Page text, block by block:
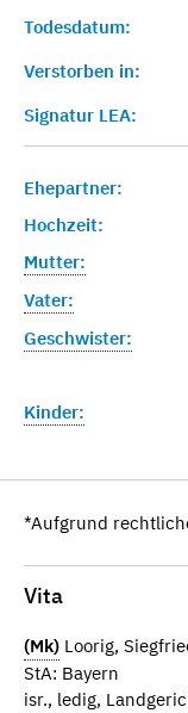
Todesdatum:
Verstorben in:
Signatur LEA:
Ehepartner:
Hochzeit:
Mutter:
Vater:
Geschwister:
Kinder:
*Aufgrund
Vita
(Mk) Loorig,
StA: Bayern
isr., ledig,